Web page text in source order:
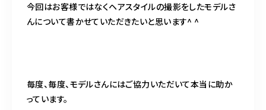
今回はお客様ではなくヘアスタイルの撮影をしたモデルさ
んについて書かせていただきたいと思います^ ^
毎度、毎度、モデルさんにはご協力いただいて本当に助か
っています。